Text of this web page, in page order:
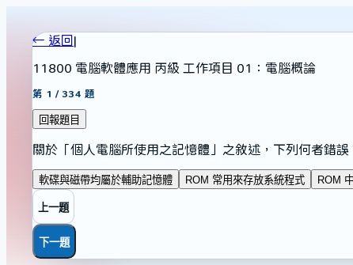
← 返回|
11800 電腦軟體應用 丙級 工作項目 01：電腦概論
第 1 /334 題
回報題目
關於「個人電腦所使用之記憶體」之敘述，下列何者錯誤
軟碟與磁帶均屬於輔助記憶體 ROM 常用來存放系統程式 ROM
上一題
下一題